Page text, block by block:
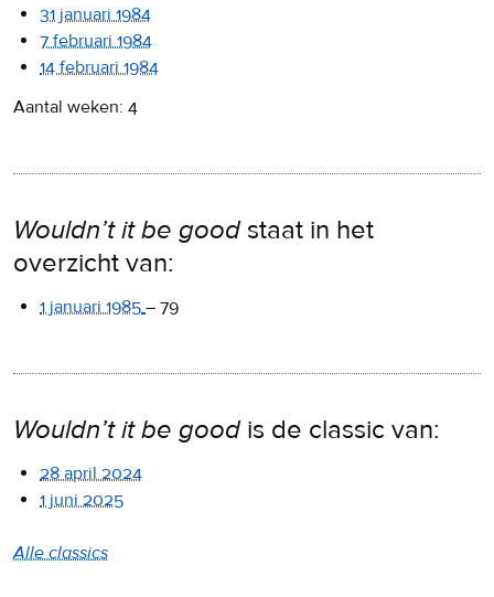
31 januari 1984
7 februari 1984
14 februari 1984
Aantal weken: 4
Wouldn’t it be goodstaat in het
overzicht van:
1 januari 1985 – 79
Wouldn’t it be goodis de classic van:
28 april 2024
1 juni 2025
Alle classics